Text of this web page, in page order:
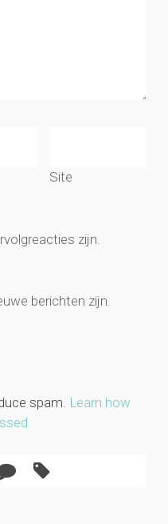
Site
zijn.
berichten zijn.
spam. Learn how